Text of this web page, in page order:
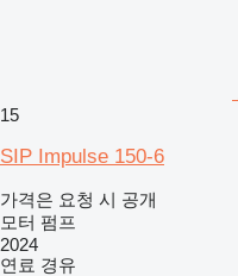
15
SIP Impulse 150-6
가격은 요청 시 공개
모터 펌프
2024
연료 경유